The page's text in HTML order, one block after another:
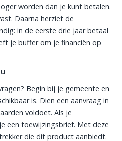
worden dan je kunt betalen.
Daarna herziet de
in de eerste drie jaar betaal
je buffer om je financiën op
Begin bij je gemeente en
is. Dien een aanvraag in
voldoet. Als je
een toewijzingsbrief. Met deze
die dit product aanbiedt.